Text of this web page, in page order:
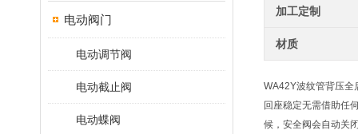
电动阀门
电动调节阀
电动截止阀
电动蝶阀
加工定制
材质
WA42Y波纹管背压全
回座稳定无需借助任
候，安全阀会自动关